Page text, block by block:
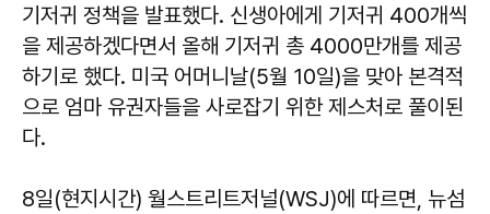
기저귀 정책을 발표했다. 신생아에게 기저귀 400개씩
을 제공하겠다면서 올해 기저귀 총 4000만개를 제공
하기로 했다. 미국 어머니날(5월 10일)을 맞아 본격적
으로 엄마 유권자들을 사로잡기 위한 제스처로 풀이된
다.
8일(현지시간) 월스트리트저널(WSJ)에 따르면, 뉴섬